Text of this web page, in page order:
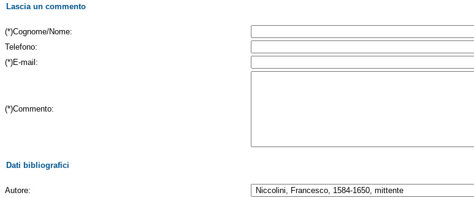
Lascia un commento
(*)Cognome/Nome:
Telefono:
(*)E-mail:
(*)Commento:
Dati bibliografici
Autore: